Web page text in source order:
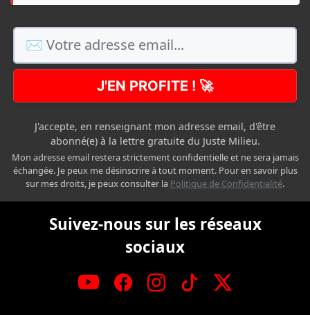
J'EN PROFITE ! 🚀
J'accepte, en renseignant mon adresse email, d'être
abonné(e) à la lettre gratuite du Juste Milieu.
Mon adresse email restera strictement confidentielle et ne sera jamais
échangée. Je peux me désinscrire à tout moment. Pour en savoir plus
sur mes droits, je peux consulter la Politique de Confidentialité.
Suivez-nous sur les réseaux
sociaux